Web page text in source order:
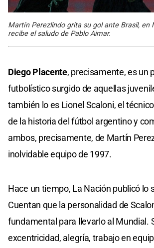
Martín Perezlindo grita su gol ante Brasil, en
recibe el saludo de Pablo Aimar.
Diego Placente, precisamente, es un
futbolístico surgido de aquellas
también lo es Lionel Scaloni, el
de la historia del fútbol argentino y
ambos, precisamente, de Martín
inolvidable equipo de 1997.
Hace un tiempo, La Nación publicó lo
Cuentan que la personalidad de
fundamental para llevarlo al Mundial.
excentricidad, alegría, trabajo en